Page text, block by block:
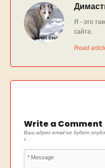
Я - это
сайта.
Read
Write a Comment
Ваш адрес email не будет
*